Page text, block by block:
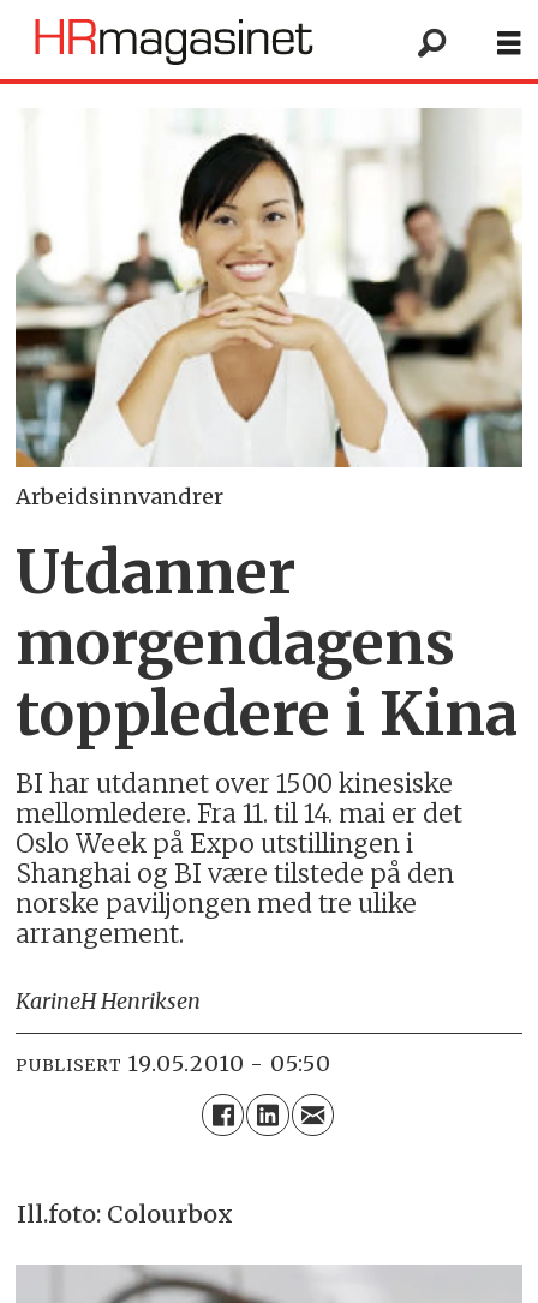
Arbeidsinnvandrer
Utdanner
morgendagens
toppledere i Kina
BI har utdannet over 1500 kinesiske
mellomledere. Fra 11. til 14. mai er det
Oslo Week på Expo utstillingen i
Shanghai og BI være tilstede på den
norske paviljongen med tre ulike
arrangement.
KarineH Henriksen
PUBLISERT 19.05.2010 - 05:50
Ill.foto: Colourbox